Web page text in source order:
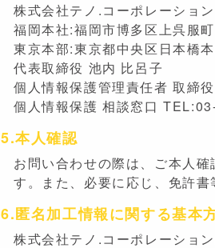
株式会社テノ.コーポレーション
福岡本社:福岡市博多区上呉服
東京本部:東京都中央区日本橋
代表取締役 池内 比呂子
個人情報保護管理責任者 取締役
個人情報保護 相談窓口
5.本人確認
お問い合わせの際は、ご本人
す。また、必要に応じ、免許書
6.匿名加工情報に関する基本
株式会社テノ.コーポレーショ